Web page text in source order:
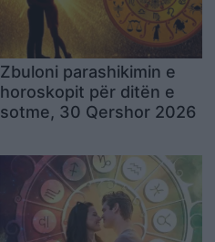
Zbuloni parashikimin e
horoskopit për ditën e
sotme, 30 Qershor 2026